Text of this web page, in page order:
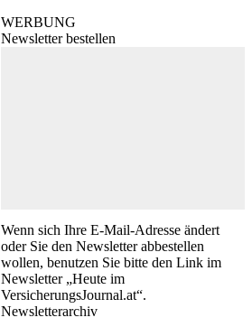
WERBUNG
Newsletter bestellen
Wenn sich Ihre E-Mail-Adresse ändert
oder Sie den Newsletter abbestellen
wollen, benutzen Sie bitte den Link im
Newsletter „Heute im
VersicherungsJournal.at“.
Newsletterarchiv